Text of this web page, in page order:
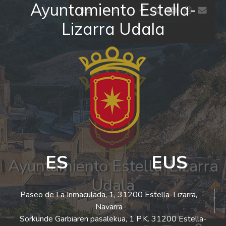
Ayuntamiento Estella-
Lizarra Udala
ES EUS
Paseo de La Inmaculada, 1, 31200 Estella-Lizarra,
Navarra
Sorkunde Garbiaren pasalekua, 1 P.K. 31200 Estella-
Ir al contenido ES EUS facebook
twitter
youtube
El tiempo - Tutiempo.net
Ayuntamiento Estella-Lizarra
Udala